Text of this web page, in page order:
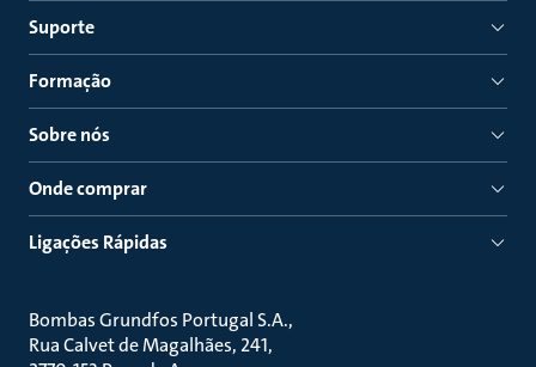
Suporte
Formação
Sobre nós
Onde comprar
Ligações Rápidas
Bombas Grundfos Portugal S.A.
Rua Calvet de Magalhães, 241